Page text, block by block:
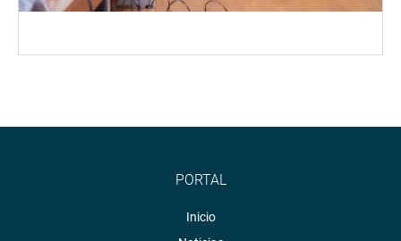
PORTAL
Inicio